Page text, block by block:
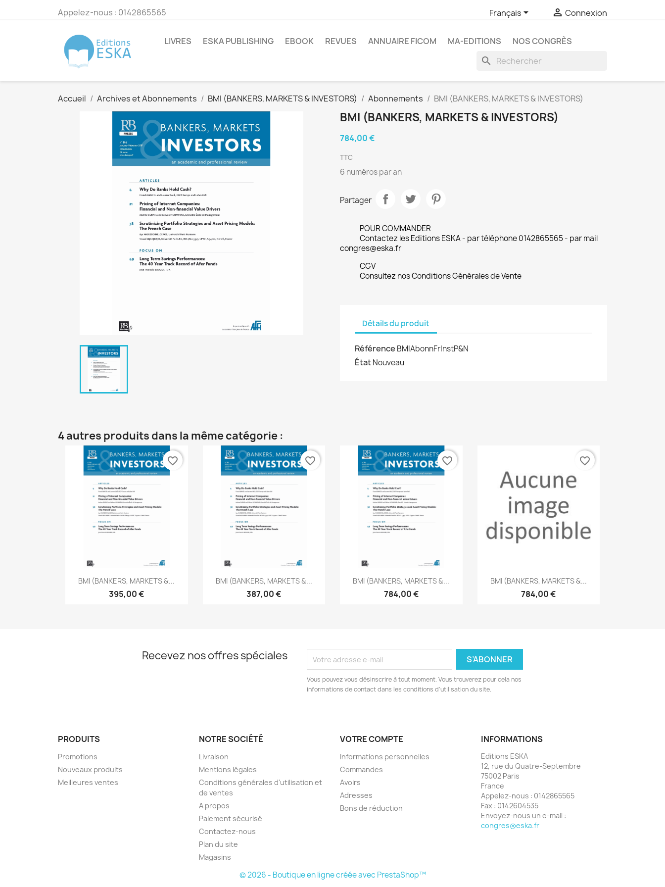
Appelez-nous : 0142865565 Français  Connexion
LIVRES ESKA PUBLISHING EBOOK REVUES ANNUAIRE FICOM MA-EDITIONS NOS CONGRÈS
search
Accueil Archives et Abonnements BMI (BANKERS, MARKETS & INVESTORS) Abonnements BMI (BANKERS, MARKETS & INVESTORS)
BMI (BANKERS, MARKETS & INVESTORS)
784,00 €
TTC
6 numéros par an
Partager
POUR COMMANDER
Contactez les Editions ESKA - par téléphone 0142865565 - par mail
congres@eska.fr
CGV
Consultez nos Conditions Générales de Vente
Détails du produit
Référence BMIAbonnFrInstP&N
ÉtatNouveau
4 autres produits dans la même catégorie :
Aperçu rapide
BMI (BANKERS, MARKETS &...
395,00 €
favorite_border
Aperçu rapide
BMI (BANKERS, MARKETS &...
387,00 €
favorite_border
Aperçu rapide
BMI (BANKERS, MARKETS &...
784,00 €
favorite_border
Aperçu rapide
BMI (BANKERS, MARKETS &...
784,00 €
favorite_border
Recevez nos offres spéciales
Vous pouvez vous désinscrire à tout moment. Vous trouverez pour cela nos
informations de contact dans les conditions d'utilisation du site.
PRODUITS
Promotions
Nouveaux produits
Meilleures ventes
NOTRE SOCIÉTÉ
Livraison
Mentions légales
Conditions générales d'utilisation et
de ventes
A propos
Paiement sécurisé
Contactez-nous
Plan du site
Magasins
VOTRE COMPTE
Informations personnelles
Commandes
Avoirs
Adresses
Bons de réduction
INFORMATIONS
Editions ESKA
12, rue du Quatre-Septembre
75002 Paris
France
Appelez-nous : 0142865565
Fax : 0142604535
Envoyez-nous un e-mail :
congres@eska.fr
© 2026 - Boutique en ligne créée avec PrestaShop™